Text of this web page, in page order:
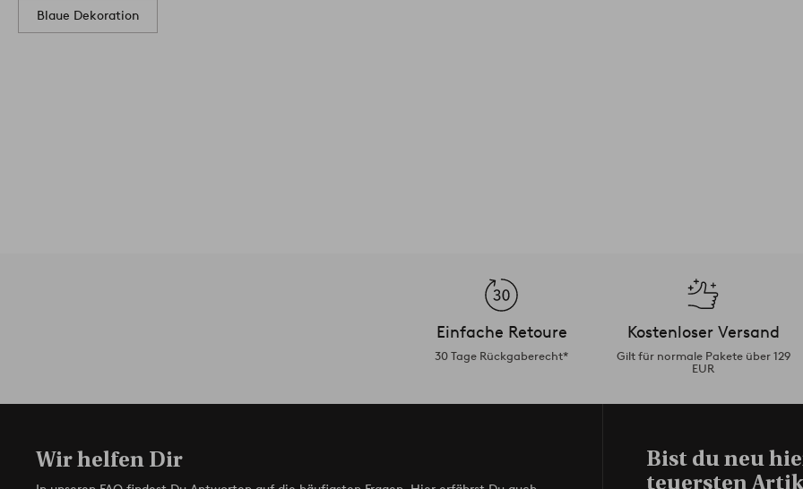
Blaue Dekoration
Einfache Retoure
30 Tage Rückgaberecht*
Kostenloser Versand
Gilt für normale Pakete über 129
EUR
Wir helfen Dir
Bist du neu
teuersten